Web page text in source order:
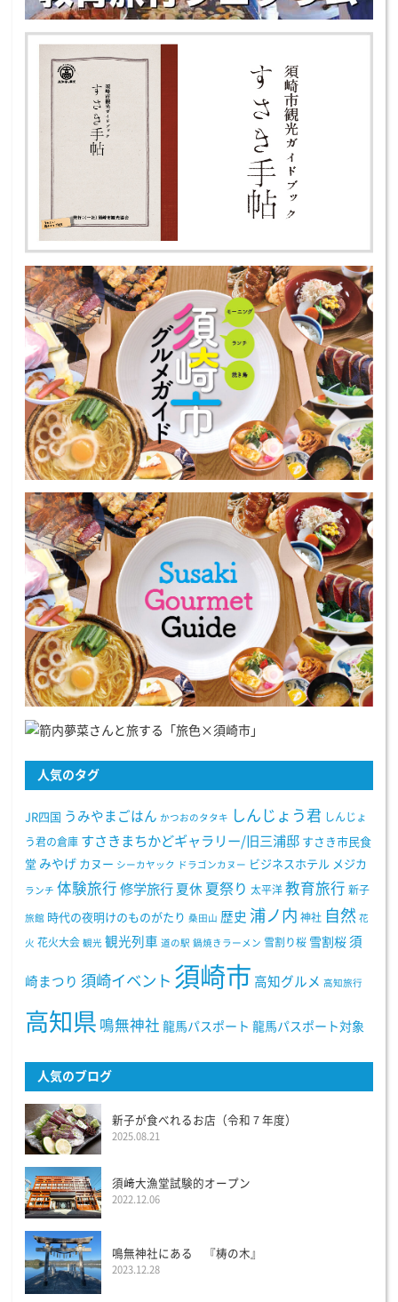
人気のタグ
JR四国 うみやまごはん かつおのタタキ しんじょう君 しんじょ
う君の倉庫 すさきまちかどギャラリー/旧三浦邸 すさき市民食
堂 みやげ カヌー シーカヤック ドラゴンカヌー ビジネスホテル メジカ
ランチ 体験旅行 修学旅行 夏休 夏祭り 太平洋 教育旅行 新子
旅館 時代の夜明けのものがたり 桑田山 歴史 浦ノ内 神社 自然 花
火 花火大会 観光 観光列車 道の駅 鍋焼きラーメン 雪割り桜 雪割桜 須
崎まつり 須崎イベント 須崎市 高知グルメ 高知旅行
高知県 鳴無神社 龍馬パスポート 龍馬パスポート対象
人気のブログ
新子が食べれるお店（令和７年度）
2025.08.21
須﨑大漁堂試験的オープン
2022.12.06
鳴無神社にある 『梼の木』
2023.12.28